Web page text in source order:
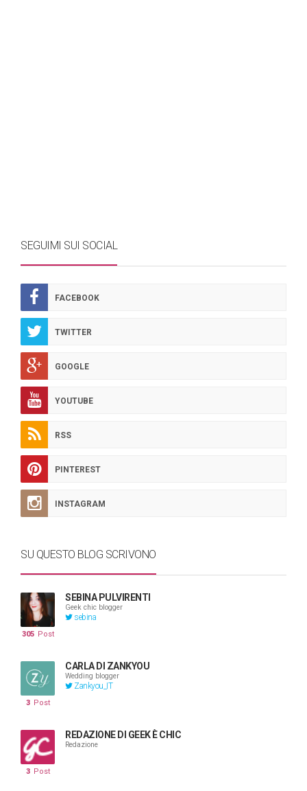
SEGUIMI SUI SOCIAL
FACEBOOK
TWITTER
GOOGLE
YOUTUBE
RSS
PINTEREST
INSTAGRAM
SU QUESTO BLOG SCRIVONO
SEBINA PULVIRENTI
Geek chic blogger
sebina
305 Post
CARLA DI ZANKYOU
Wedding blogger
Zankyou_IT
3 Post
REDAZIONE DI GEEK È CHIC
Redazione
3 Post